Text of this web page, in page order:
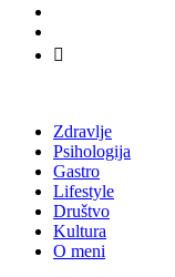
Zdravlje
Psihologija
Gastro
Lifestyle
Društvo
Kultura
O meni